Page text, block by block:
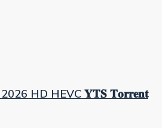
HD HEVC 𝐘𝐓𝐒 𝐓𝐨𝐫𝐫𝐞𝐧𝐭